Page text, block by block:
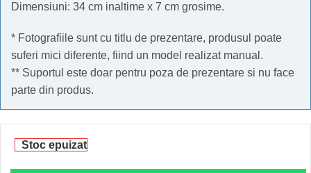
Dimensiuni: 34 cm inaltime x 7 cm grosime.
* Fotografiile sunt cu titlu de prezentare, produsul poate
suferi mici diferente, fiind un model realizat manual.
** Suportul este doar pentru poza de prezentare si nu face
parte din produs.
Stoc epuizat